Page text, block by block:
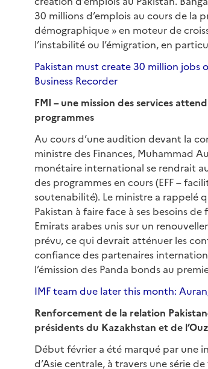
30 millions d’emplois au cours de la
démographique » en moteur de
l’instabilité ou l’émigration, en
Pakistan must create 30 million jobs
Business Recorder
FMI – une mission des services
programmes
Au cours d’une audition devant la
ministre des Finances, Muhammad
monétaire international se rendrait
des programmes en cours (EFF –
soutenabilité). Le ministre a rappelé
Pakistan à faire face à ses besoins
Emirats arabes unis sur un
prévu, ce qui devrait atténuer les
confiance des partenaires
l’émission des Panda bonds au
IMF team due later this month:
Renforcement de la relation
présidents du Kazakhstan et de
Début février a été marqué par une
d’Asie centrale, à travers une série